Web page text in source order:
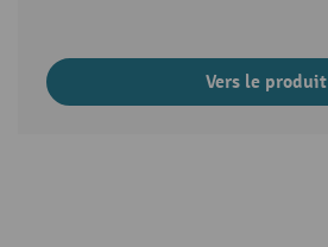
Vers le produit